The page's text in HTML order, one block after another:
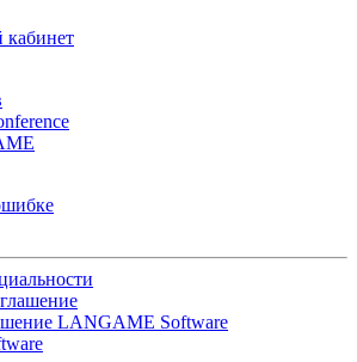
LANGAME Software